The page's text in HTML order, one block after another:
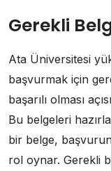
Gerekli
Ata Üniversitesi
başvurmak için
başarılı olması
Bu belgeleri
bir belge,
rol oynar. Gerekli